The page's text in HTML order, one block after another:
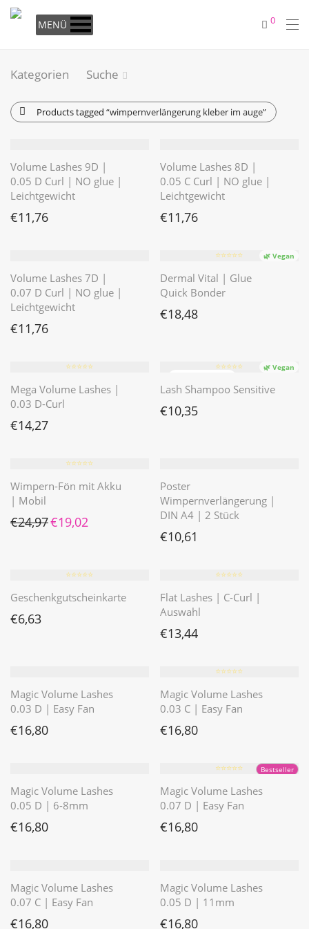
MENÜ 0
Kategorien Suche
Products tagged “wimpernverlängerung kleber im auge”
Volume Lashes 9D |
0.05 D Curl | NO glue |
Leichtgewicht
€11,76
Volume Lashes 8D |
0.05 C Curl | NO glue |
Leichtgewicht
€11,76
Volume Lashes 7D |
0.07 D Curl | NO glue |
Leichtgewicht
€11,76
⭐️⭐️⭐️⭐️⭐️ 🌿 Vegan
Dermal Vital | Glue
Quick Bonder
€18,48
⭐️⭐️⭐️⭐️⭐️
Mega Volume Lashes |
0.03 D-Curl
€14,27
⭐️⭐️⭐️⭐️⭐️ 🌿 Vegan
Lash Shampoo Sensitive
€10,35
⭐️⭐️⭐️⭐️⭐️
Wimpern-Fön mit Akku
| Mobil
€24,97 Ursprünglicher Preis war: €24,97
€19,02 Aktueller Preis ist: €19,02.
Poster
Wimpernverlängerung |
DIN A4 | 2 Stück
€10,61
⭐️⭐️⭐️⭐️⭐️
Geschenkgutscheinkarte
€6,63
⭐️⭐️⭐️⭐️⭐️
Flat Lashes | C-Curl |
Auswahl
€13,44
Magic Volume Lashes
0.03 D | Easy Fan
€16,80
⭐️⭐️⭐️⭐️⭐️
Magic Volume Lashes
0.03 C | Easy Fan
€16,80
Magic Volume Lashes
0.05 D | 6-8mm
€16,80
Bestseller
⭐️⭐️⭐️⭐️⭐️
Magic Volume Lashes
0.07 D | Easy Fan
€16,80
Magic Volume Lashes
0.07 C | Easy Fan
€16,80
Magic Volume Lashes
0.05 D | 11mm
€16,80